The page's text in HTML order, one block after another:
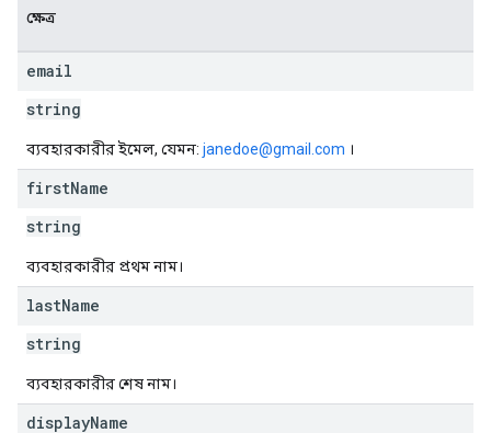
ক্ষেত্র
email
string
ব্যবহারকারীর ইমেল, যেমন: janedoe@gmail.com ।
firstName
string
ব্যবহারকারীর প্রথম নাম।
lastName
string
ব্যবহারকারীর শেষ নাম।
displayName